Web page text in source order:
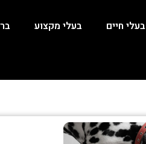
בעלי חיים בעלי מקצוע